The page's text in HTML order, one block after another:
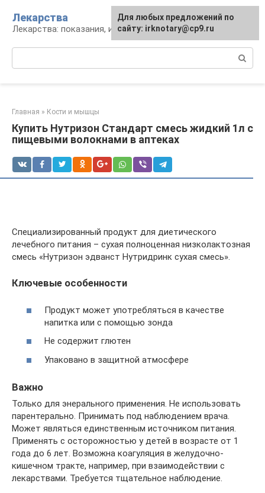
контенту
Лекарства
Лекарства: показания, инструкция, аналоги
Главная » Кости и мышцы
Купить Нутризон Стандарт смесь жидкий 1л с
пищевыми волокнами в аптеках
Специализированный продукт для диетического
лечебного питания – сухая полноценная низколактозная
смесь «Нутризон эдванст Нутридринк сухая смесь».
Ключевые особенности
Продукт может употребляться в качестве
напитка или с помощью зонда
Не содержит глютен
Упаковано в защитной атмосфере
Важно
Только для энерального применения. Не использовать
парентерально. Принимать под наблюдением врача.
Может являться единственным источником питания.
Применять с осторожностью у детей в возрасте от 1
года до 6 лет. Возможна коагуляция в желудочно-
кишечном тракте, например, при взаимодействии с
лекарствами. Требуется тщательное наблюдение.
Для любых предложений по
сайту: irknotary@cp9.ru